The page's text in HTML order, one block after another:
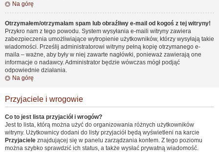
Na górę
Otrzymałem/otrzymałam spam lub obraźliwy e-mail od kogoś z tej witryny!
Przykro nam z tego powodu. System wysyłania e-maili witryny zawiera
zabezpieczenia umożliwiające wytropienie użytkowników, którzy wysyłają takie
wiadomości. Prześlij administratorowi witryny pełną kopię otrzymanego e-
maila – ważne, aby były w niej zawarte nagłówki, ponieważ zawierają one
informacje o nadawcy. Administrator będzie wówczas mógł podjąć
odpowiednie działania.
Na górę
Przyjaciele i wrogowie
Co to jest lista przyjaciół i wrogów?
Jest to lista, którą można użyć do organizowania różnych użytkowników
witryny. Użytkownicy dodani do listy przyjaciół będą wyświetleni na karcie
Przyjaciele znajdującej się w panelu zarządzania kontem. Z tego poziomu
można szybko sprawdzić ich status, a także wysłać prywatną wiadomość.